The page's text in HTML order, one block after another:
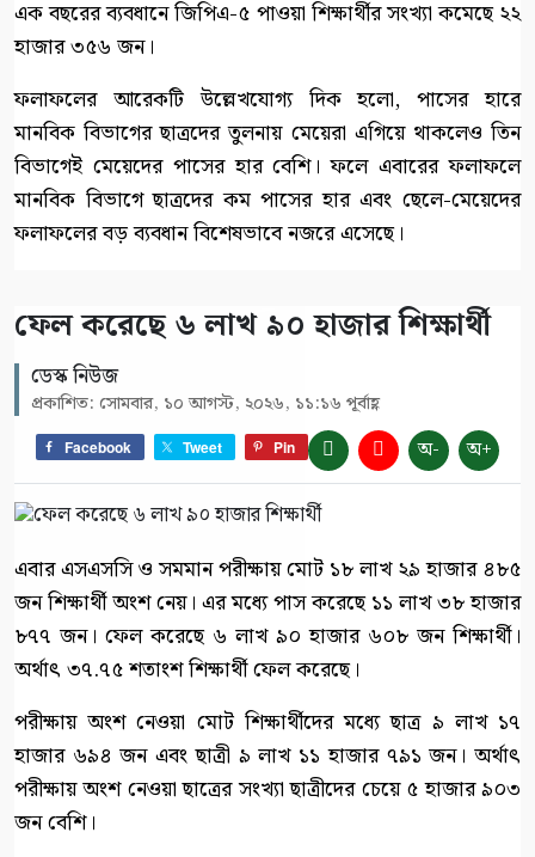
এক বছরের ব্যবধানে জিপিএ-৫ পাওয়া শিক্ষার্থীর সংখ্যা কমেছে ২২
হাজার ৩৫৬ জন।
ফলাফলের আরেকটি উল্লেখযোগ্য দিক হলো, পাসের হারে
মানবিক বিভাগের ছাত্রদের তুলনায় মেয়েরা এগিয়ে থাকলেও তিন
বিভাগেই মেয়েদের পাসের হার বেশি। ফলে এবারের ফলাফলে
মানবিক বিভাগে ছাত্রদের কম পাসের হার এবং ছেলে-মেয়েদের
ফলাফলের বড় ব্যবধান বিশেষভাবে নজরে এসেছে।
ফেল করেছে ৬ লাখ ৯০ হাজার শিক্ষার্থী
ডেস্ক নিউজ
প্রকাশিত: সোমবার, ১০ আগস্ট, ২০২৬, ১১:১৬ পূর্বাহ্ণ
Facebook Tweet Pin অ- অ+
এবার এসএসসি ও সমমান পরীক্ষায় মোট ১৮ লাখ ২৯ হাজার ৪৮৫
জন শিক্ষার্থী অংশ নেয়। এর মধ্যে পাস করেছে ১১ লাখ ৩৮ হাজার
৮৭৭ জন। ফেল করেছে ৬ লাখ ৯০ হাজার ৬০৮ জন শিক্ষার্থী।
অর্থাৎ ৩৭.৭৫ শতাংশ শিক্ষার্থী ফেল করেছে।
পরীক্ষায় অংশ নেওয়া মোট শিক্ষার্থীদের মধ্যে ছাত্র ৯ লাখ ১৭
হাজার ৬৯৪ জন এবং ছাত্রী ৯ লাখ ১১ হাজার ৭৯১ জন। অর্থাৎ
পরীক্ষায় অংশ নেওয়া ছাত্রের সংখ্যা ছাত্রীদের চেয়ে ৫ হাজার ৯০৩
জন বেশি।